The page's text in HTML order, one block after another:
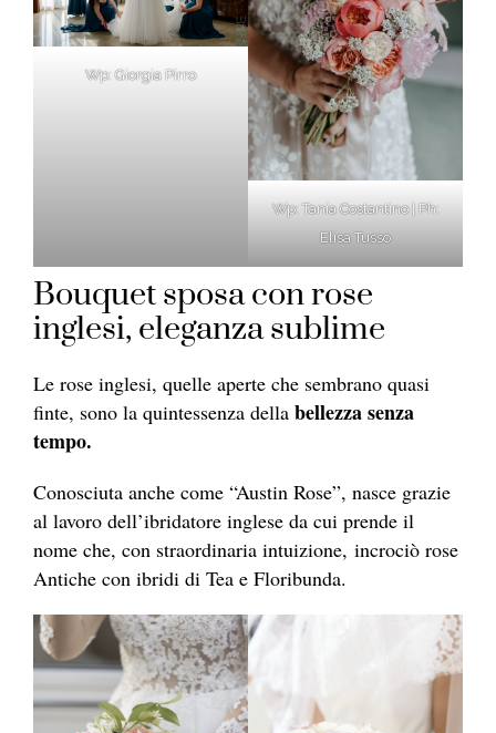
Wp: Giorgia Pirro
Wp: Tania Costantino | Ph:
Elisa Tusso
Bouquet sposa con rose
inglesi, eleganza sublime
Le rose inglesi, quelle aperte che sembrano quasi
finte, sono la quintessenza della bellezza senza
tempo.
Conosciuta anche come “Austin Rose”, nasce grazie
al lavoro dell’ibridatore inglese da cui prende il
nome che, con straordinaria intuizione, incrociò rose
Antiche con ibridi di Tea e Floribunda.